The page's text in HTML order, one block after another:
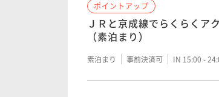
連泊のお客様限定！清掃不
朝食付き 事前決済可
ポイントアップ
ＪＲと京成線でらくらくア
（素泊まり）
素泊まり 事前決済可 IN 15:00 -